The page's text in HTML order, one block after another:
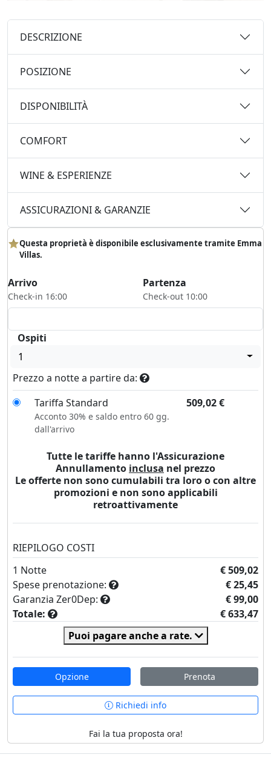
DESCRIZIONE
POSIZIONE
DISPONIBILITÀ
COMFORT
WINE & ESPERIENZE
ASSICURAZIONI & GARANZIE
Questa proprietà è disponibile esclusivamente tramite Emma
Villas.
Arrivo
Check-in 16:00
Partenza
Check-out 10:00
Ospiti
1
Prezzo a notte a partire da:
Tariffa Standard
509,02€
Acconto 30% e saldo entro 60 gg.
dall'arrivo
Tutte le tariffe hanno l'Assicurazione
Annullamento inclusa nel prezzo
Le offerte non sono cumulabili tra loro o con altre
promozioni e non sono applicabili
retroattivamente
RIEPILOGO COSTI
1 Notte
€ 509,02
Spese prenotazione:
€ 25,45
Garanzia Zer0Dep:
€ 99,00
Totale:
€ 633,47
Puoi pagare anche a rate.
Opzione Prenota
Richiedi info
Fai la tua proposta ora!